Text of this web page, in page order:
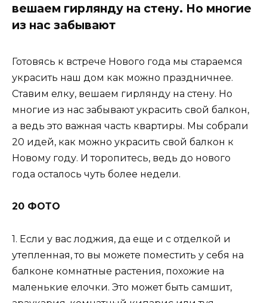
вешаем гирлянду на стену. Но многие
из нас забывают
Готовясь к встрече Нового года мы стараемся
украсить наш дом как можно праздничнее.
Ставим елку, вешаем гирлянду на стену. Но
многие из нас забывают украсить свой балкон,
а ведь это важная часть квартиры. Мы собрали
20 идей, как можно украсить свой балкон к
Новому году. И торопитесь, ведь до нового
года осталось чуть более недели.
20 ФОТО
1. Если у вас лоджия, да еще и с отделкой и
утепленная, то вы можете поместить у себя на
балконе комнатные растения, похожие на
маленькие елочки. Это может быть самшит,